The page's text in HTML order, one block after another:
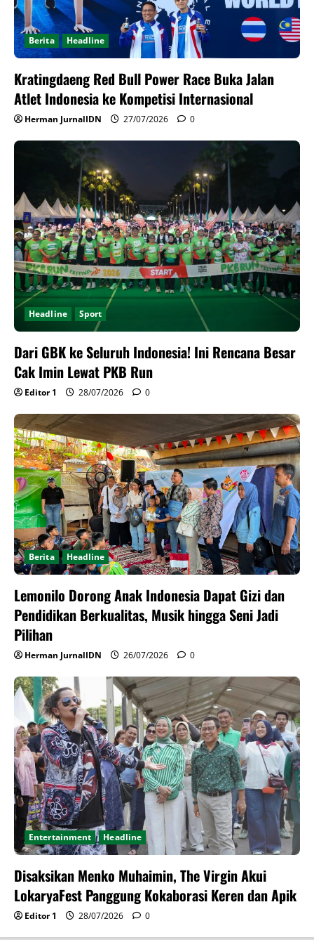
Berita Headline
Kratingdaeng Red Bull Power Race Buka Jalan
Atlet Indonesia ke Kompetisi Internasional
Herman JurnalIDN 27/07/2026 0
Headline Sport
Dari GBK ke Seluruh Indonesia! Ini Rencana Besar
Cak Imin Lewat PKB Run
Editor 1 28/07/2026 0
Berita Headline
Lemonilo Dorong Anak Indonesia Dapat Gizi dan
Pendidikan Berkualitas, Musik hingga Seni Jadi
Pilihan
Herman JurnalIDN 26/07/2026 0
Entertainment Headline
Disaksikan Menko Muhaimin, The Virgin Akui
LokaryaFest Panggung Kokaborasi Keren dan Apik
Editor 1 28/07/2026 0